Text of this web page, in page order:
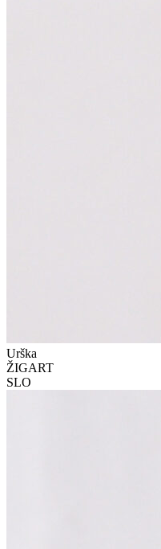
Urška
ŽIGART
SLO